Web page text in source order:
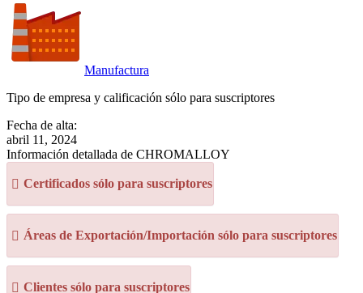
Manufactura
Tipo de empresa y calificación sólo para suscriptores
Fecha de alta:
abril 11, 2024
Información detallada de CHROMALLOY
Certificados sólo para suscriptores
Áreas de Exportación/Importación sólo para suscriptores
Clientes sólo para suscriptores